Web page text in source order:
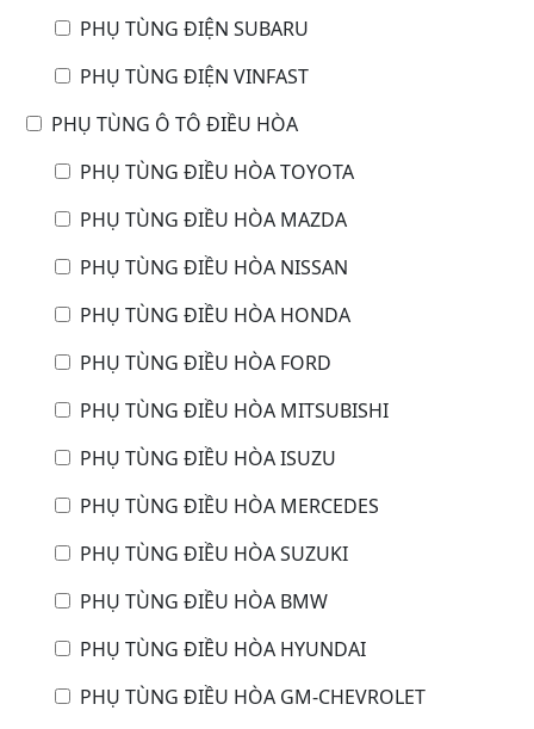
PHỤ TÙNG ĐIỆN SUBARU
PHỤ TÙNG ĐIỆN VINFAST
PHỤ TÙNG Ô TÔ ĐIỀU HÒA
PHỤ TÙNG ĐIỀU HÒA TOYOTA
PHỤ TÙNG ĐIỀU HÒA MAZDA
PHỤ TÙNG ĐIỀU HÒA NISSAN
PHỤ TÙNG ĐIỀU HÒA HONDA
PHỤ TÙNG ĐIỀU HÒA FORD
PHỤ TÙNG ĐIỀU HÒA MITSUBISHI
PHỤ TÙNG ĐIỀU HÒA ISUZU
PHỤ TÙNG ĐIỀU HÒA MERCEDES
PHỤ TÙNG ĐIỀU HÒA SUZUKI
PHỤ TÙNG ĐIỀU HÒA BMW
PHỤ TÙNG ĐIỀU HÒA HYUNDAI
PHỤ TÙNG ĐIỀU HÒA GM-CHEVROLET